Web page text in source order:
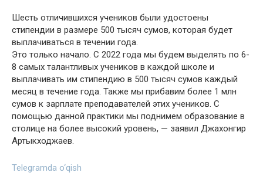
Шесть отличившихся учеников были удостоены
стипендии в размере 500 тысяч сумов, которая будет
выплачиваться в течении года.
Это только начало. С 2022 года мы будем выделять по 6-
8 самых талантливых учеников в каждой школе и
выплачивать им стипендию в 500 тысяч сумов каждый
месяц в течение года. Также мы прибавим более 1 млн
сумов к зарплате преподавателей этих учеников. С
помощью данной практики мы поднимем образование в
столице на более высокий уровень, — заявил Джахонгир
Артыкходжаев.
Telegramda o‘qish